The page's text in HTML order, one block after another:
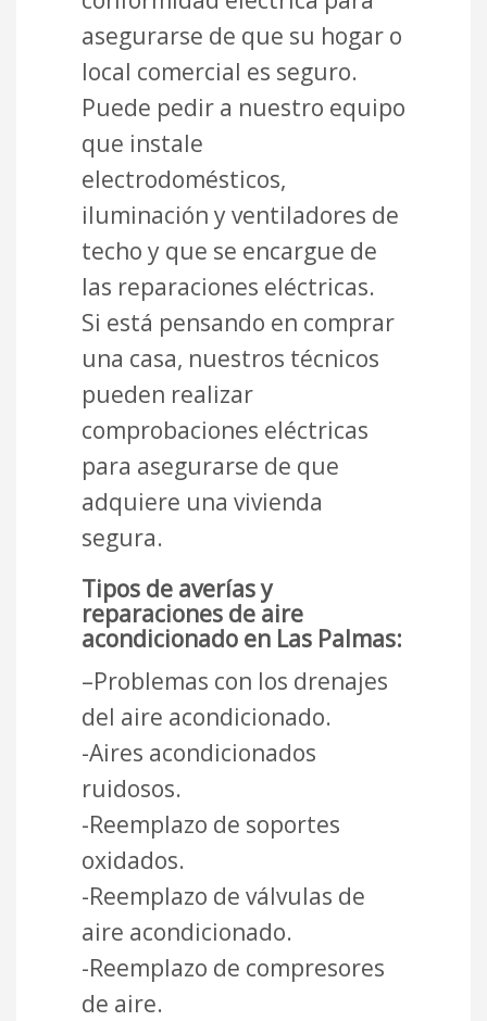
asegurarse de que su hogar o
local comercial es seguro.
Puede pedir a nuestro equipo
que instale
electrodomésticos,
iluminación y ventiladores de
techo y que se encargue de
las reparaciones eléctricas.
Si está pensando en comprar
una casa, nuestros técnicos
pueden realizar
comprobaciones eléctricas
para asegurarse de que
adquiere una vivienda
segura.
Tipos de averías y
reparaciones de aire
acondicionado en Las Palmas:
–Problemas con los drenajes
del aire acondicionado.
-Aires acondicionados
ruidosos.
-Reemplazo de soportes
oxidados.
-Reemplazo de válvulas de
aire acondicionado.
-Reemplazo de compresores
de aire.